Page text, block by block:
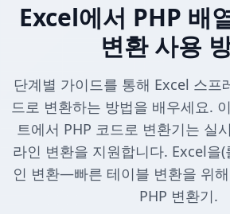
Excel에서 PHP 배
변환 사용
단계별 가이드를 통해 Excel 스프
드로 변환하는 방법을 배우세요.
트에서 PHP 코드로 변환기는 실
라인 변환을 지원합니다. Excel을(
인 변환—빠른 테이블 변환을 위
PHP 변환기.